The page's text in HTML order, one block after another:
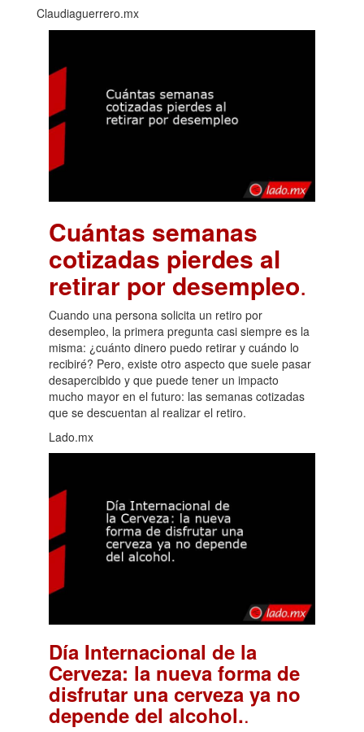
Claudiaguerrero.mx
Cuántas semanas
cotizadas pierdes al
retirar por desempleo.
Cuando una persona solicita un retiro por
desempleo, la primera pregunta casi siempre es la
misma: ¿cuánto dinero puedo retirar y cuándo lo
recibiré? Pero, existe otro aspecto que suele pasar
desapercibido y que puede tener un impacto
mucho mayor en el futuro: las semanas cotizadas
que se descuentan al realizar el retiro.
Lado.mx
Día Internacional de la
Cerveza: la nueva forma de
disfrutar una cerveza ya no
depende del alcohol..